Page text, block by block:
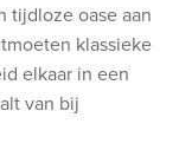
tijdloze oase aan
klassieke
elkaar in een
van bij